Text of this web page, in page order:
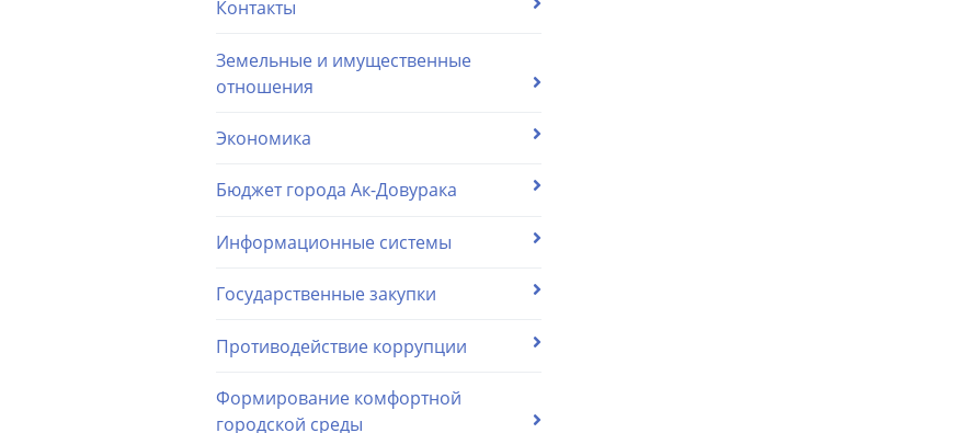
Контакты
Земельные и имущественные
отношения
Экономика
Бюджет города Ак-Довурака
Информационные системы
Государственные закупки
Противодействие коррупции
Формирование комфортной
городской среды